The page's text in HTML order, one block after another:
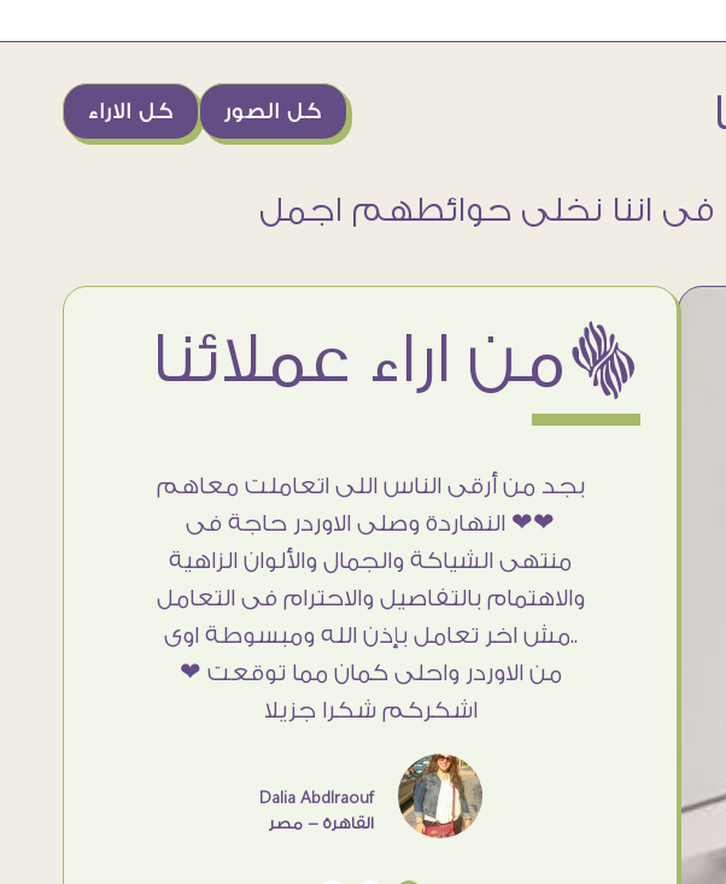
كل الاراء كل الصور
ëمن اراء عملائنا
بجد من أرقى الناس اللى اتعاملت معاهم
❤❤ النهاردة وصلى الاوردر حاجة فى
منتهى الشياكة والجمال والألوان الزاهية
والاهتمام بالتفاصيل والاحترام فى التعامل
..مش اخر تعامل بإذن الله ومبسوطة اوى
من الاوردر واحلى كمان مما توقعت ❤
اشكركم شكرا جزيلا
Dalia Abdlraouf
القاهرة - مصر